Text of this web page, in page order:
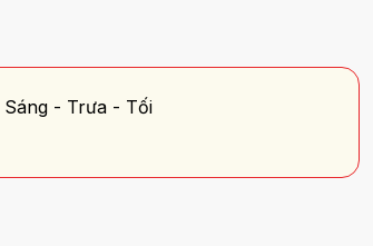
Sáng - Trưa - Tối